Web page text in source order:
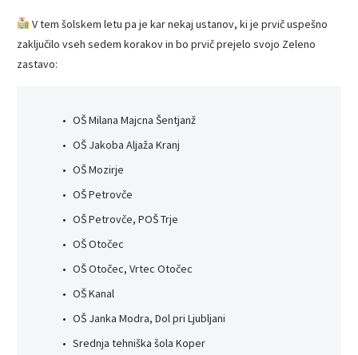
V tem šolskem letu pa je kar nekaj ustanov, ki je prvič uspešno
zaključilo vseh sedem korakov in bo prvič prejelo svojo Zeleno
zastavo:
OŠ Milana Majcna Šentjanž
OŠ Jakoba Aljaža Kranj
OŠ Mozirje
OŠ Petrovče
OŠ Petrovče, POŠ Trje
OŠ Otočec
OŠ Otočec, Vrtec Otočec
OŠ Kanal
OŠ Janka Modra, Dol pri Ljubljani
Srednja tehniška šola Koper